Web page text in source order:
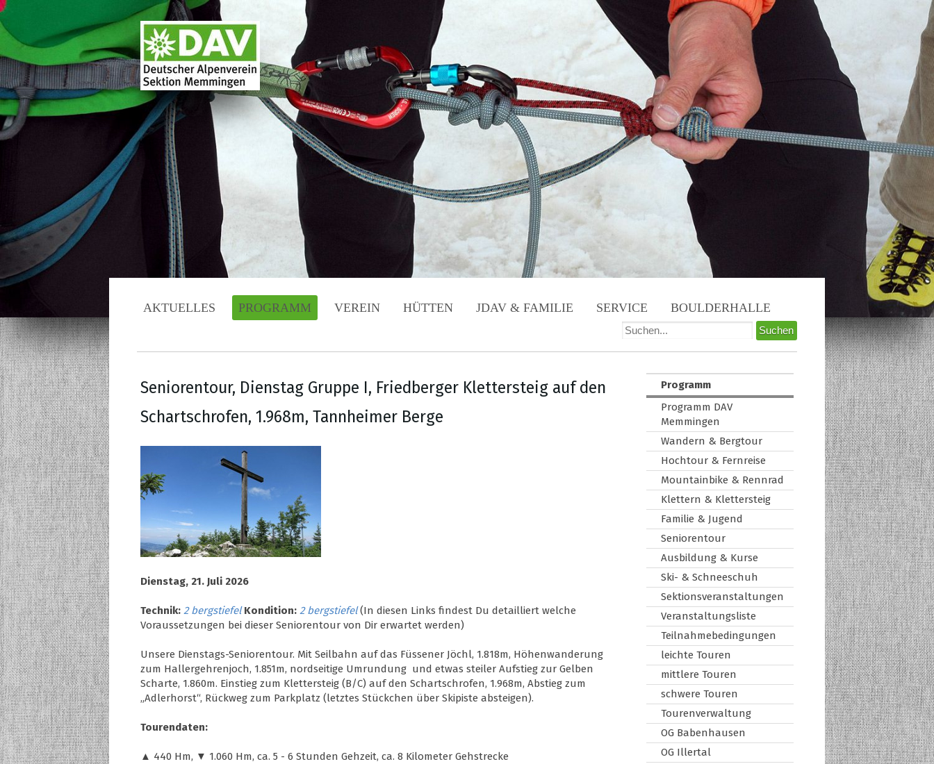
AKTUELLES PROGRAMM VEREIN HÜTTEN JDAV & FAMILIE SERVICE BOULDERHALLE
Programm
Programm DAV
Memmingen
Wandern & Bergtour
Hochtour & Fernreise
Mountainbike & Rennrad
Klettern & Klettersteig
Familie & Jugend
Seniorentour
Ausbildung & Kurse
Ski- & Schneeschuh
Sektionsveranstaltungen
Veranstaltungsliste
Teilnahmebedingungen
leichte Touren
mittlere Touren
schwere Touren
Tourenverwaltung
OG Babenhausen
OG Illertal
Seniorentour, Dienstag Gruppe I, Friedberger Klettersteig auf den
Schartschrofen, 1.968m, Tannheimer Berge
Dienstag, 21. Juli 2026
Technik: 2 bergstiefel Kondition: 2 bergstiefel (In diesen Links findest Du detailliert welche
Voraussetzungen bei dieser Seniorentour von Dir erwartet werden)
Unsere Dienstags-Seniorentour. Mit Seilbahn auf das Füssener Jöchl, 1.818m, Höhenwanderung
zum Hallergehrenjoch, 1.851m, nordseitige Umrundung und etwas steiler Aufstieg zur Gelben
Scharte, 1.860m. Einstieg zum Klettersteig (B/C) auf den Schartschrofen, 1.968m, Abstieg zum
„Adlerhorst“, Rückweg zum Parkplatz (letztes Stückchen über Skipiste absteigen).
Tourendaten:
▲ 440 Hm, ▼ 1.060 Hm, ca. 5 - 6 Stunden Gehzeit, ca. 8 Kilometer Gehstrecke